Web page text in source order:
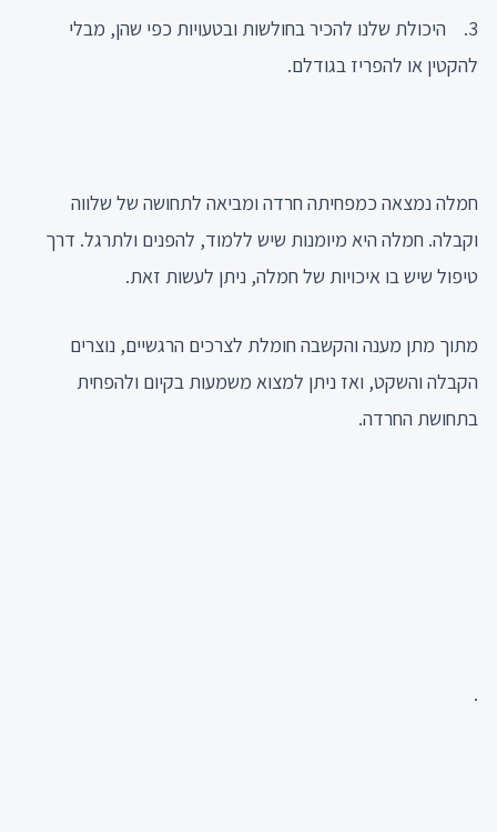
3. היכולת שלנו להכיר בחולשות ובטעויות כפי שהן, מבלי
להקטין או להפריז בגודלם.
חמלה נמצאה כמפחיתה חרדה ומביאה לתחושה של שלווה
וקבלה. חמלה היא מיומנות שיש ללמוד, להפנים ולתרגל. דרך
טיפול שיש בו איכויות של חמלה, ניתן לעשות זאת.
מתוך מתן מענה והקשבה חומלת לצרכים הרגשיים, נוצרים
הקבלה והשקט, ואז ניתן למצוא משמעות בקיום ולהפחית
בתחושת החרדה.
.